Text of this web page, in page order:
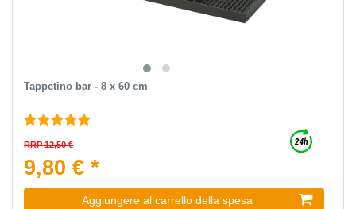
Tappetino bar - 8 x 60 cm
RRP 12,50 €
9,80 € *
Aggiungere al carrello della spesa